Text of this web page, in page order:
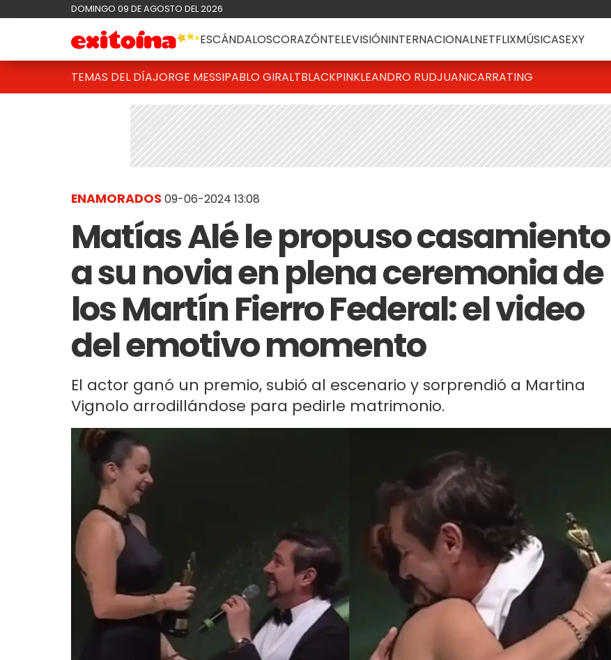
DOMINGO 09 DE AGOSTO DEL 2026
ESCÁNDALOSCORAZÓNTELEVISIÓNINTERNACIONALNETFLIXMÚSICASEXY
TEMAS DEL DÍAJORGE MESSIPABLO GIRALTBLACKPINKLEANDRO RUDJUANICARRATING
ENAMORADOS 09-06-2024 13:08
Matías Alé le propuso casamiento
a su novia en plena ceremonia de
los Martín Fierro Federal: el video
del emotivo momento
El actor ganó un premio, subió al escenario y sorprendió a Martina
Vignolo arrodillándose para pedirle matrimonio.